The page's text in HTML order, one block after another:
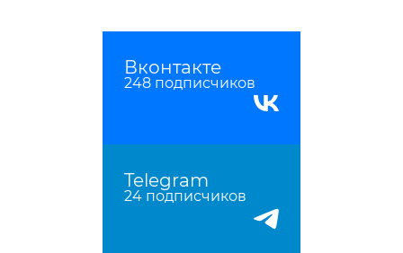
Вконтакте
248 подписчиков
Telegram
24 подписчиков